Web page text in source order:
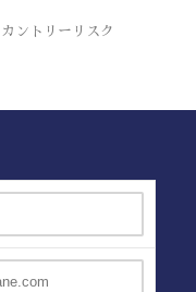
カントリーリスク